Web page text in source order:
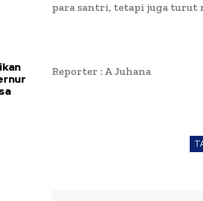
para santri, tetapi juga turut
Reporter : A Juhana